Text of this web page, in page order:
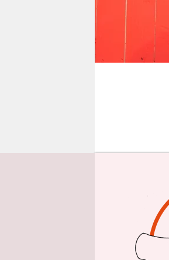
fragen & hilfe
unterstützen
abo